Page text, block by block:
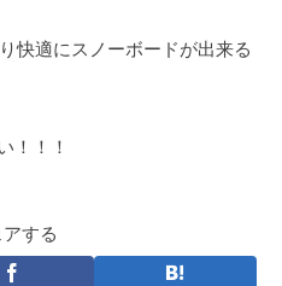
快適にスノーボードが出来る
！！！
する